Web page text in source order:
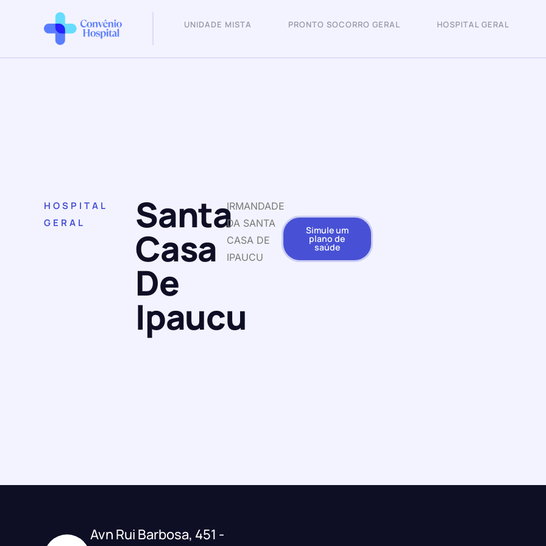
UNIDADE MISTA PRONTO SOCORRO GERAL HOSPITAL GERAL
HOSPITAL
GERAL
Santa
Casa
De
Ipaucu
IRMANDADE
DA SANTA
CASA DE
IPAUCU
Simule um
plano de
saúde
Avn Rui Barbosa, 451 -